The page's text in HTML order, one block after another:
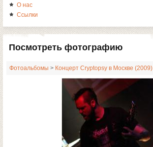
О нас
Ссылки
Посмотреть фотографию
Фотоальбомы > Концерт Cryptopsy в Москве (2009)